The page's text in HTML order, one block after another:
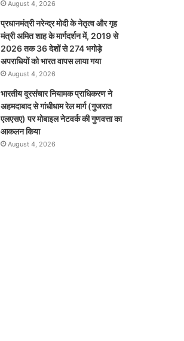
August 4, 2026
प्रधानमंत्री नरेन्द्र मोदी के नेतृत्व और गृह
मंत्री अमित शाह के मार्गदर्शन में, 2019 से
2026 तक 36 देशों से 274 भगोड़े
अपराधियों को भारत वापस लाया गया
August 4, 2026
भारतीय दूरसंचार नियामक प्राधिकरण ने
अहमदाबाद से गांधीधाम रेल मार्ग (गुजरात
एलएसए) पर मोबाइल नेटवर्क की गुणवत्ता का
आकलन किया
August 4, 2026